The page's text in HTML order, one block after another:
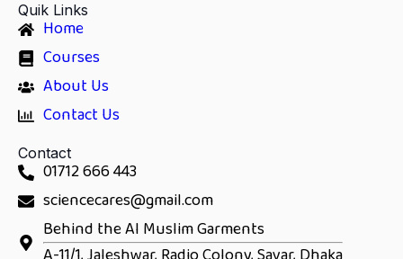
Quik Links
Home
Courses
About Us
Contact Us
Contact
01712 666 443
sciencecares@gmail.com
Behind the Al Muslim Garments